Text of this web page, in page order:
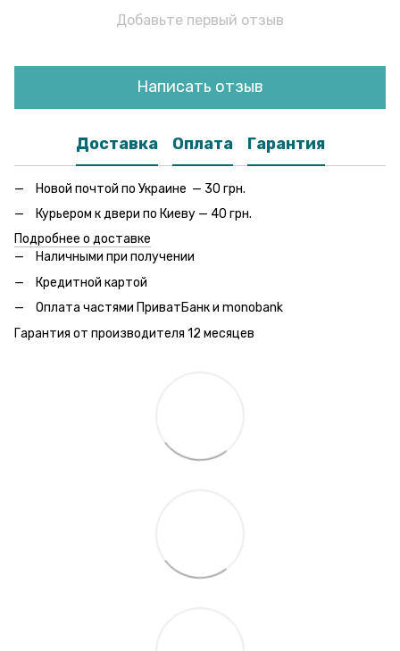
Добавьте первый отзыв
Написать отзыв
Доставка Оплата Гарантия
Новой почтой по Украине — 30 грн.
Курьером к двери по Киеву — 40 грн.
Подробнее о доставке
Наличными при получении
Кредитной картой
Оплата частями ПриватБанк и monobank
Гарантия от производителя 12 месяцев